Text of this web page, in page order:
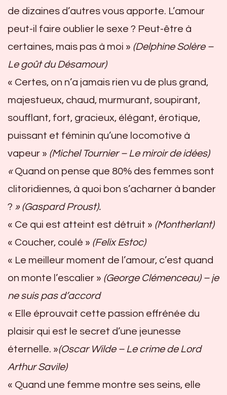
de dizaines d’autres vous apporte. L’amour
peut-il faire oublier le sexe ? Peut-être à
certaines, mais pas à moi » (Delphine Solère –
Le goût du Désamour)
« Certes, on n’a jamais rien vu de plus grand,
majestueux, chaud, murmurant, soupirant,
soufflant, fort, gracieux, élégant, érotique,
puissant et féminin qu’une locomotive à
vapeur » (Michel Tournier – Le miroir de idées)
« Quand on pense que 80% des femmes sont
clitoridiennes, à quoi bon s’acharner à bander
? » (Gaspard Proust).
« Ce qui est atteint est détruit » (Montherlant)
« Coucher, coulé » (Felix Estoc)
« Le meilleur moment de l’amour, c’est quand
on monte l’escalier » (George Clémenceau) – je
ne suis pas d’accord
« Elle éprouvait cette passion effrénée du
plaisir qui est le secret d’une jeunesse
éternelle. »(Oscar Wilde – Le crime de Lord
Arthur Savile)
« Quand une femme montre ses seins, elle